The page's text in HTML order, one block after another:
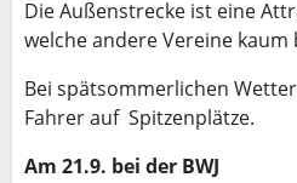
Die Außenstrecke ist eine
welche andere Vereine kaum
Bei spätsommerlichen
Fahrer auf Spitzenplätze.
Am 21.9. bei der BWJ